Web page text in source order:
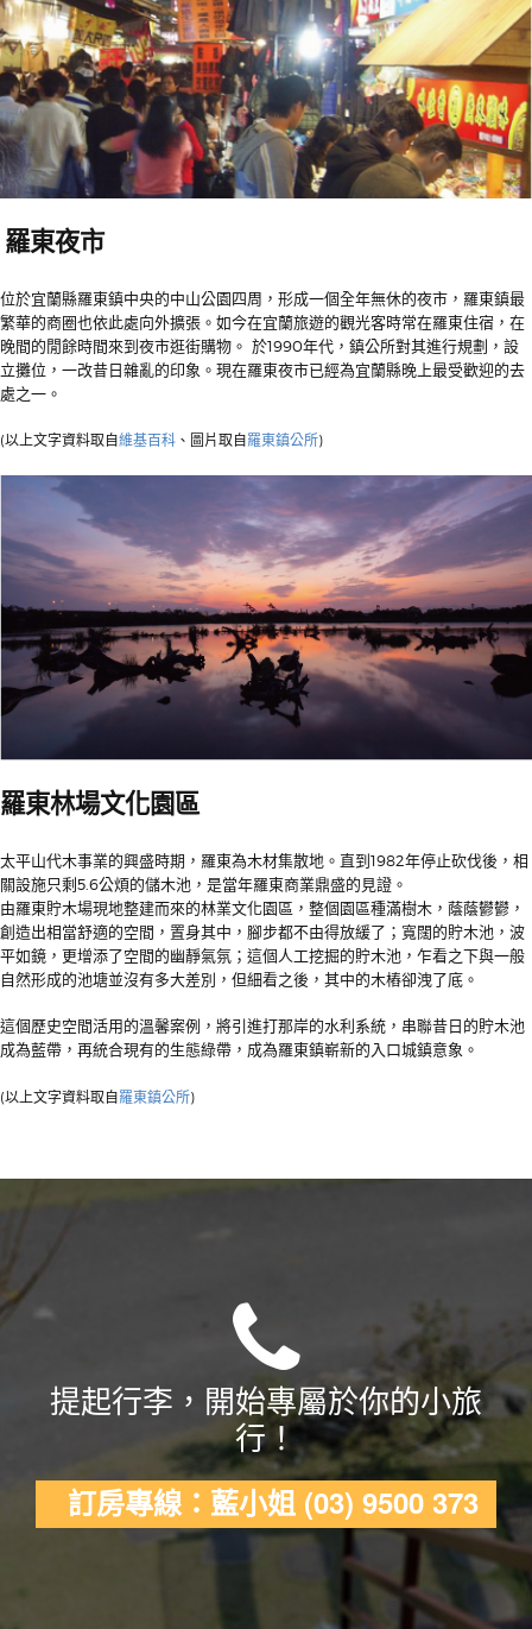
羅東夜市
位於宜蘭縣羅東鎮中央的中山公園四周，形成一個全年無休的夜市，羅東鎮最
繁華的商圈也依此處向外擴張。如今在宜蘭旅遊的觀光客時常在羅東住宿，在
晚間的閒餘時間來到夜市逛街購物。 於1990年代，鎮公所對其進行規劃，設
立攤位，一改昔日雜亂的印象。現在羅東夜市已經為宜蘭縣晚上最受歡迎的去
處之一。
(以上文字資料取自維基百科 、圖片取自羅東鎮公所)
羅東林場文化園區
太平山代木事業的興盛時期，羅東為木材集散地。直到1982年停止砍伐後，相
關設施只剩5.6公煩的儲木池，是當年羅東商業鼎盛的見證。
由羅東貯木場現地整建而來的林業文化園區，整個園區種滿樹木，蔭蔭鬰鬰，
創造出相當舒適的空間，置身其中，腳步都不由得放緩了；寬闊的貯木池，波
平如鏡，更增添了空間的幽靜氣氛；這個人工挖掘的貯木池，乍看之下與一般
自然形成的池塘並沒有多大差別，但細看之後，其中的木樁卻洩了底。
這個歷史空間活用的溫馨案例，將引進打那岸的水利系統，串聯昔日的貯木池
成為藍帶，再統合現有的生態綠帶，成為羅東鎮嶄新的入口城鎮意象。
(以上文字資料取自羅東鎮公所)
提起行李，開始專屬於你的小旅
行！
訂房專線：藍小姐 (03) 9500 373